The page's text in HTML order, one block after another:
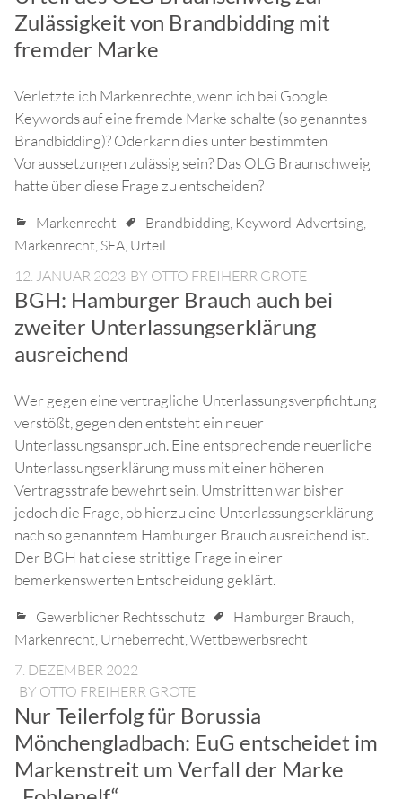
Zulässigkeit von Brandbidding mit
fremder Marke
Verletzte ich Markenrechte, wenn ich bei Google
Keywords auf eine fremde Marke schalte (so genanntes
Brandbidding)? Oderkann dies unter bestimmten
Voraussetzungen zulässig sein? Das OLG Braunschweig
hatte über diese Frage zu entscheiden?
Markenrecht Brandbidding, Keyword-Advertsing,
Markenrecht, SEA, Urteil
12. JANUAR 2023 BY OTTO FREIHERR GROTE
BGH: Hamburger Brauch auch bei
zweiter Unterlassungserklärung
ausreichend
Wer gegen eine vertragliche Unterlassungsverpfichtung
verstößt, gegen den entsteht ein neuer
Unterlassungsanspruch. Eine entsprechende neuerliche
Unterlassungserklärung muss mit einer höheren
Vertragsstrafe bewehrt sein. Umstritten war bisher
jedoch die Frage, ob hierzu eine Unterlassungserklärung
nach so genanntem Hamburger Brauch ausreichend ist.
Der BGH hat diese strittige Frage in einer
bemerkenswerten Entscheidung geklärt.
Gewerblicher Rechtsschutz Hamburger Brauch,
Markenrecht, Urheberrecht,Wettbewerbsrecht
7. DEZEMBER 2022
BY OTTO FREIHERR GROTE
Nur Teilerfolg für Borussia
Mönchengladbach: EuG entscheidet im
Markenstreit um Verfall der Marke